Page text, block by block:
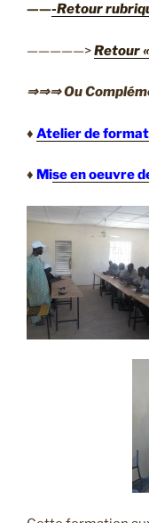
——-Retour
—————>Retour
⇒⇒⇒ Ou
♦ Atelier de
♦ Mise en oeuvre